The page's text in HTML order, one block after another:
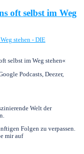
oft selbst im Weg
selbst im Weg stehen«
Podcasts, Deezer,
Welt der
Folgen zu verpassen.
mir auf